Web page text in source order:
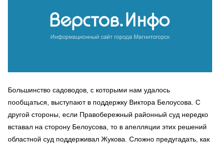
Большинство садоводов, с которыми нам удалось
пообщаться, выступают в поддержку Виктора Белоусова. С
другой стороны, если Правобережный районный суд нередко
вставал на сторону Белоусова, то в апелляции этих решений
областной суд поддерживал Жукова. Сложно предугадать, как